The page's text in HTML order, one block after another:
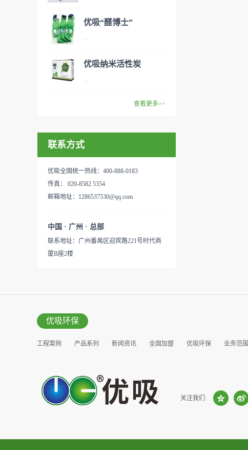
高空气清洁度的效果。主要功
能：除甲醛/除异味/杀菌应用
所、使用方法：见产品说明手
册
般包括PM2.5、粉尘、花粉、
高空气清洁度的效果。主要功
能：除甲醛/除异味/杀菌应用
所、使用方法：见产品说明手
般包括PM2.5、粉尘、花粉、
效去除挥发性有机物，有效提
所、使用方法：见产品说明手
优吸“醛博士”
...
在甲醛领域是非常专业的一位
以辅助净化空气，醛博士一肚
用。放在车里不仅能装饰更能
的研发出治理甲醛的产品，而
我们的“醛博士”就担此重任。
产
优吸纳米活性炭
...
无定形碳，也有排列规整的晶
体碳。优吸活性炭具有较强的
吸附性，广泛应用于生产、生
活中。主要功能：吸附异味应
用范围：汽车、冰箱、食品
查看更多>>
联系方式
优吸全国统一热线：400-888-0183
传真： 020-8582 5354
邮箱地址：1286537530@qq.com
中国 · 广州 · 总部
联系地址：广州番禺区迎宾路221号时代商
厦B座2楼
优吸环保
工程案例 产品系列 新闻资讯 全国加盟 优吸环保 业务范围
关注我们: